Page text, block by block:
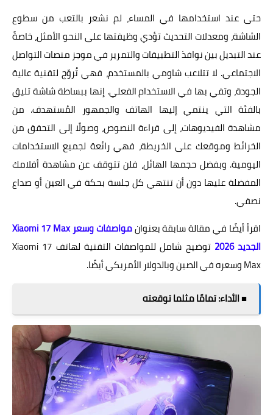
حتى عند استخدامها في المساء، لم نشعر بالتعب من سطوع
الشاشة، ومعدلات التحديث تؤدي وظيفتها على النحو الأمثل، خاصةً
عند التبديل بين نوافذ التطبيقات والتمرير في موجز منصات التواصل
الاجتماعي. لا تتلاعب شاومي بالمستخدم، فهي تُروّج لتقنية عالية
الجودة، وتفي بها في الاستخدام الفعلي. إنها ببساطة شاشة تليق
بالفئة التي ينتمي إليها الهاتف والجمهور المُستهدف. من
مشاهدة الفيديوهات، إلى قراءة النصوص، وصولًا إلى التحقق من
الخرائط وموقعك على الخريطة، فهي رائعة لجميع الاستخدامات
اليومية. وبفضل حجمها الهائل، فلن تتوقف عن مشاهدة أفلامك
المفضلة عليها دون أن تنتهي كل جلسة بحكة في العين أو صداع
نصفي.
اقرأ أيضًا في مقالة سابقة بعنوان
مواصفات وسعر Xiaomi 17 Max
الجديد 2026
توضيح شامل للمواصفات التقنية لهاتف Xiaomi 17
Max وسعره في الصين وبالدولار الأمريكي أيضًا.
■ الأداء: تمامًا مثلما توقعته